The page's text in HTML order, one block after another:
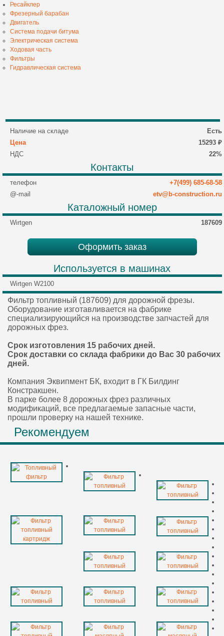
Ресайклер
Фрезерный барабан
Двигатель
Система подачи битума
Электрическая система
Ходовая часть
Фильтры
Гидравлическая система
Наличие на складе
Есть
Цена
15293 ₽
НДС
22%
Контакты
телефон
+7(499) 685-68-58
@-mail
etv@b-construction.ru
Каталожный номер
Wirtgen 187609
Оформить заказ
Используется в машинах
Wirtgen W2100
Фильтр топливный (187609) для дорожной фрезы.
Оборудование изготавливается на фабрике
специализирующийся на производстве запчастей для
дорожных фрез.
Срок изготовления 15 рабочих дней.
Срок доставки со склада фабрики до Вас 30 рабочих
дней.
Компания Эквипмент БК, входит в ГК Билдинг
Констракшен.
В парке более 8 дорожных фрез различных
модификаций, все предлагаемые запасные части,
прошли проверку на нашей технике.
Рекомендуем